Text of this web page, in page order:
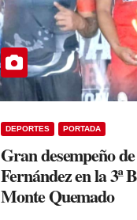
DEPORTES PORTADA
Gran desempeño
Fernández en la 3ª
Monte Quemado